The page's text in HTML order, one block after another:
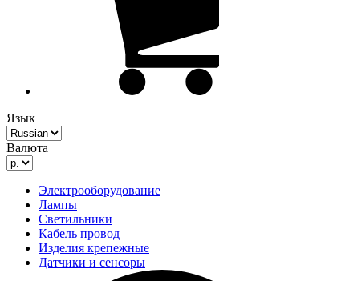
Язык
Валюта
Электрооборудование
Лампы
Светильники
Кабель провод
Изделия крепежные
Датчики и сенсоры